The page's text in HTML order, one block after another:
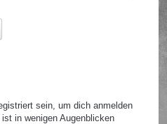
sein, um dich anmelden
in wenigen Augenblicken